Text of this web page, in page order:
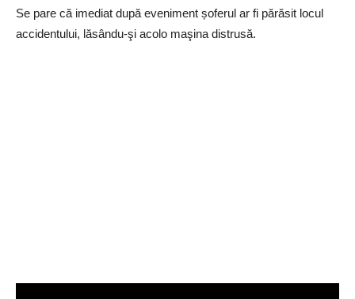
Se pare că imediat după eveniment șoferul ar fi părăsit locul
accidentului, lăsându-şi acolo maşina distrusă.